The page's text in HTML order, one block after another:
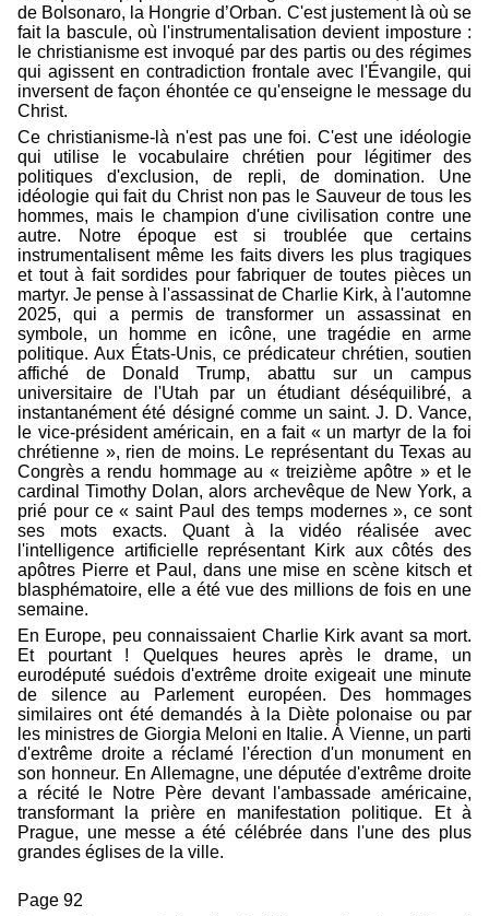
de Bolsonaro, la Hongrie d’Orban. C'est justement là où se
fait la bascule, où l'instrumentalisation devient imposture :
le christianisme est invoqué par des partis ou des régimes
qui agissent en contradiction frontale avec l'Évangile, qui
inversent de façon éhontée ce qu'enseigne le message du
Christ.
Ce christianisme-là n'est pas une foi. C'est une idéologie
qui utilise le vocabulaire chrétien pour légitimer des
politiques d'exclusion, de repli, de domination. Une
idéologie qui fait du Christ non pas le Sauveur de tous les
hommes, mais le champion d'une civilisation contre une
autre. Notre époque est si troublée que certains
instrumentalisent même les faits divers les plus tragiques
et tout à fait sordides pour fabriquer de toutes pièces un
martyr. Je pense à l'assassinat de Charlie Kirk, à l'automne
2025, qui a permis de transformer un assassinat en
symbole, un homme en icône, une tragédie en arme
politique. Aux États-Unis, ce prédicateur chrétien, soutien
affiché de Donald Trump, abattu sur un campus
universitaire de l'Utah par un étudiant déséquilibré, a
instantanément été désigné comme un saint. J. D. Vance,
le vice-président américain, en a fait « un martyr de la foi
chrétienne », rien de moins. Le représentant du Texas au
Congrès a rendu hommage au « treizième apôtre » et le
cardinal Timothy Dolan, alors archevêque de New York, a
prié pour ce « saint Paul des temps modernes », ce sont
ses mots exacts. Quant à la vidéo réalisée avec
l'intelligence artificielle représentant Kirk aux côtés des
apôtres Pierre et Paul, dans une mise en scène kitsch et
blasphématoire, elle a été vue des millions de fois en une
semaine.
En Europe, peu connaissaient Charlie Kirk avant sa mort.
Et pourtant ! Quelques heures après le drame, un
eurodéputé suédois d'extrême droite exigeait une minute
de silence au Parlement européen. Des hommages
similaires ont été demandés à la Diète polonaise ou par
les ministres de Giorgia Meloni en Italie. À Vienne, un parti
d'extrême droite a réclamé l'érection d'un monument en
son honneur. En Allemagne, une députée d'extrême droite
a récité le Notre Père devant l'ambassade américaine,
transformant la prière en manifestation politique. Et à
Prague, une messe a été célébrée dans l'une des plus
grandes églises de la ville.
Page 92